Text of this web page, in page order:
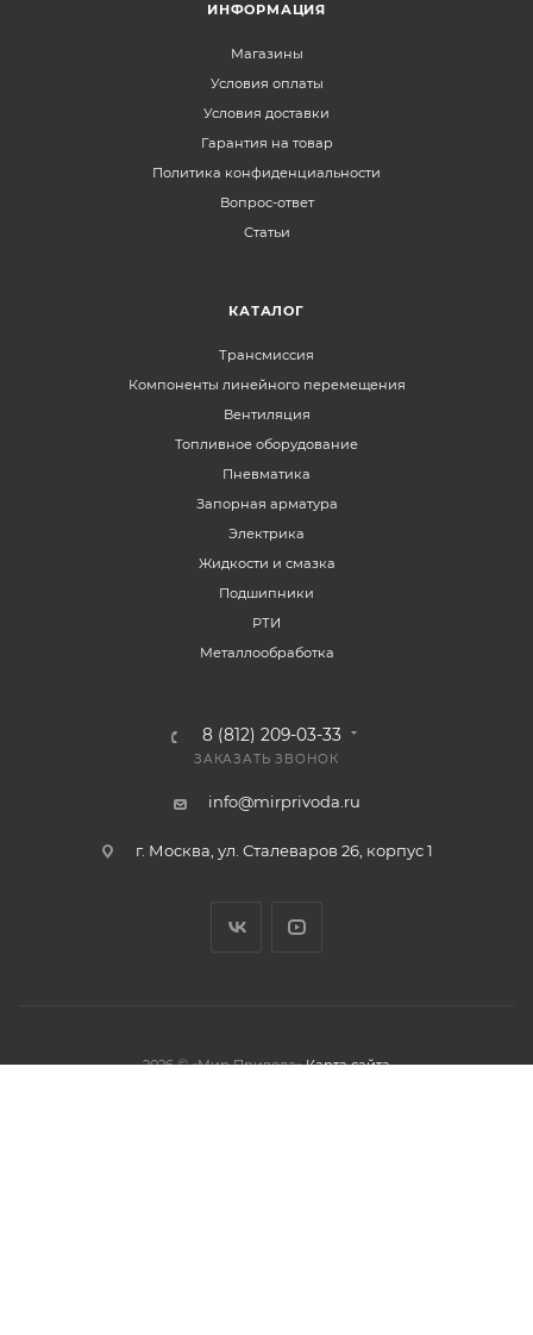
ИНФОРМАЦИЯ
Магазины
Условия оплаты
Условия доставки
Гарантия на товар
Политика конфиденциальности
Вопрос-ответ
Статьи
КАТАЛОГ
Трансмиссия
Компоненты линейного перемещения
Вентиляция
Топливное оборудование
Пневматика
Запорная арматура
Электрика
Жидкости и смазка
Подшипники
РТИ
Металлообработка
8 (812) 209-03-33
ЗАКАЗАТЬ ЗВОНОК
info@mirprivoda.ru
г. Москва, ул. Сталеваров 26, корпус 1
2026 © «Мир Привода» Карта сайта